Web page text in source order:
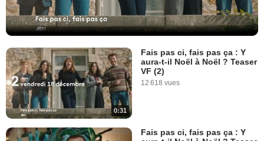
0:31
Fais pas ci, fais pas ça : Y
aura-t-il Noël à Noël ? Teaser
VF (2)
12 618 vues
Fais pas ci, fais pas ça : Y